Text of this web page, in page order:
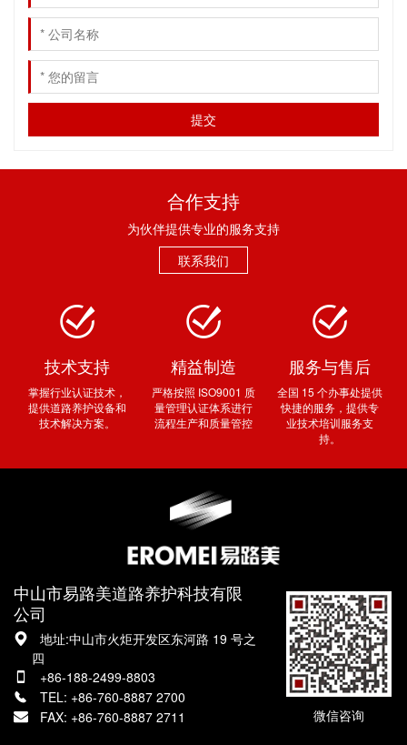
合作支持
为伙伴提供专业的服务支持
联系我们
技术支持
掌握行业认证技术，
提供道路养护设备和
技术解决方案。
精益制造
严格按照 ISO9001 质
量管理认证体系进行
流程生产和质量管控
服务与售后
全国 15 个办事处提供
快捷的服务，提供专
业技术培训服务支
持。
中山市易路美道路养护科技有限
公司
地址:中山市火炬开发区东河路 19 号之
四
+86-188-2499-8803
TEL: +86-760-8887 2700
FAX: +86-760-8887 2711
微信咨询